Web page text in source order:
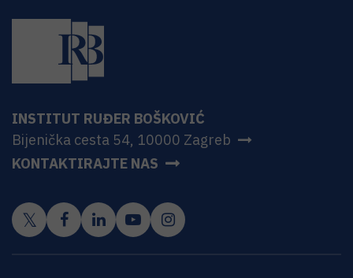
INSTITUT RUĐER BOŠKOVIĆ
Bijenička cesta 54, 10000 Zagreb
KONTAKTIRAJTE NAS